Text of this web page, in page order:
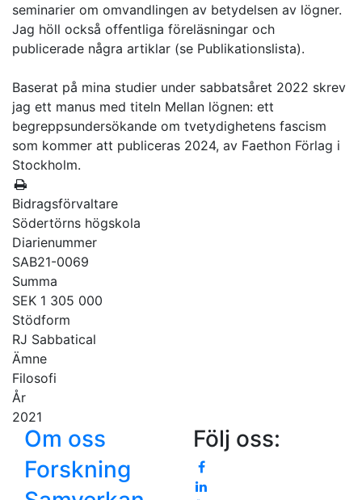
seminarier om omvandlingen av betydelsen av lögner.
Jag höll också offentliga föreläsningar och
publicerade några artiklar (se Publikationslista).
Baserat på mina studier under sabbatsåret 2022 skrev
jag ett manus med titeln Mellan lögnen: ett
begreppsundersökande om tvetydighetens fascism
som kommer att publiceras 2024, av Faethon Förlag i
Stockholm.
Bidragsförvaltare
Södertörns högskola
Diarienummer
SAB21-0069
Summa
SEK 1 305 000
Stödform
RJ Sabbatical
Ämne
Filosofi
År
2021
Om oss
Forskning
Följ oss: